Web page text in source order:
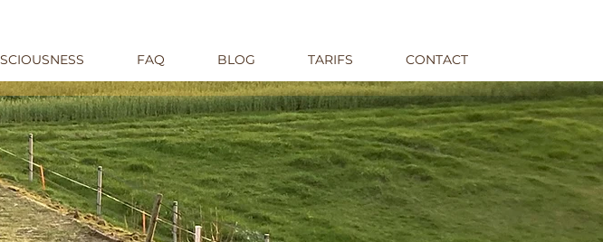
FAQ BLOG TARIFS CONTACT